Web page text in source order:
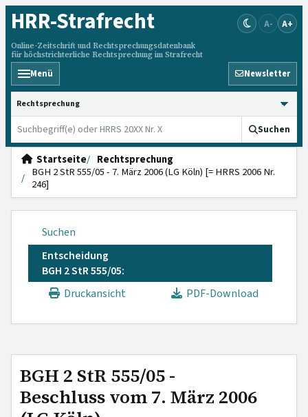
HRR-Strafrecht
Online-Zeitschrift und Rechtsprechungsdatenbank
für höchstrichterliche Rechtsprechung im Strafrecht
A- A+
Menü Newsletter
HRRS durchsuchen
Suchen
Startseite
Rechtsprechung
BGH 2 StR 555/05 - 7. März 2006 (LG Köln) [= HRRS 2006 Nr.
246]
Suchen
Entscheidung
BGH 2 StR 555/05:
Druckansicht
PDF-Download
BGH 2 StR 555/05 -
Beschluss vom 7. März 2006